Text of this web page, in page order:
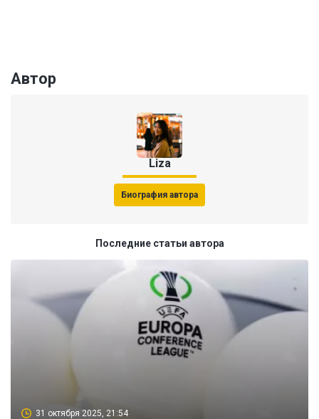
Автор
Liza
Биография автора
Последние статьи автора
31 октября 2025, 21:54